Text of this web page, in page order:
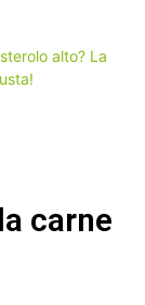
alto? La
carne